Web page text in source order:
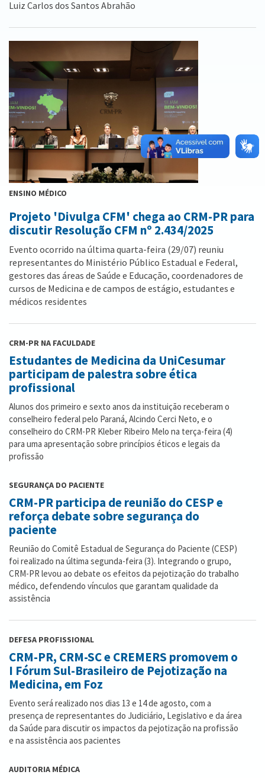
Luiz Carlos dos Santos Abrahão
ENSINO MÉDICO
Projeto 'Divulga CFM' chega ao CRM-PR para
discutir Resolução CFM nº 2.434/2025
Evento ocorrido na última quarta-feira (29/07) reuniu
representantes do Ministério Público Estadual e Federal,
gestores das áreas de Saúde e Educação, coordenadores de
cursos de Medicina e de campos de estágio, estudantes e
médicos residentes
CRM-PR NA FACULDADE
Estudantes de Medicina da UniCesumar
participam de palestra sobre ética
profissional
Alunos dos primeiro e sexto anos da instituição receberam o
conselheiro federal pelo Paraná, Alcindo Cerci Neto, e o
conselheiro do CRM-PR Kleber Ribeiro Melo na terça-feira (4)
para uma apresentação sobre princípios éticos e legais da
profissão
SEGURANÇA DO PACIENTE
CRM-PR participa de reunião do CESP e
reforça debate sobre segurança do
paciente
Reunião do Comitê Estadual de Segurança do Paciente (CESP)
foi realizado na última segunda-feira (3). Integrando o grupo,
CRM-PR levou ao debate os efeitos da pejotização do trabalho
médico, defendendo vínculos que garantam qualidade da
assistência
DEFESA PROFISSIONAL
CRM-PR, CRM-SC e CREMERS promovem o
I Fórum Sul-Brasileiro de Pejotização na
Medicina, em Foz
Evento será realizado nos dias 13 e 14 de agosto, com a
presença de representantes do Judiciário, Legislativo e da área
da Saúde para discutir os impactos da pejotização na profissão
e na assistência aos pacientes
AUDITORIA MÉDICA